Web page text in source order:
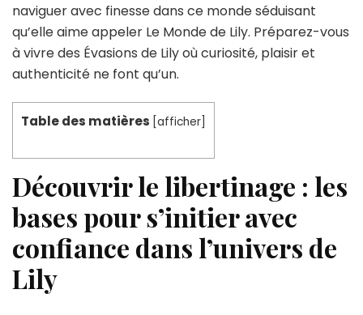
naviguer avec finesse dans ce monde séduisant
qu’elle aime appeler Le Monde de Lily. Préparez-vous
à vivre des Évasions de Lily où curiosité, plaisir et
authenticité ne font qu’un.
Table des matières [afficher]
Découvrir le libertinage : les
bases pour s’initier avec
confiance dans l’univers de
Lily